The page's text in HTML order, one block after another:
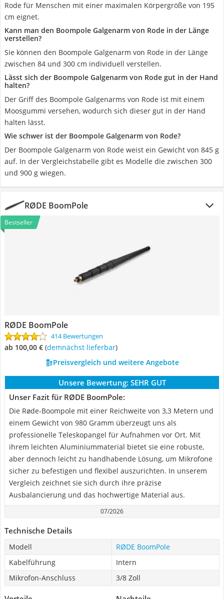
Rode für Menschen mit einer maximalen Körpergröße von 195
cm eignet.
Kann man den Boompole Galgenarm von Rode in der Länge
verstellen?
Sie können den Boompole Galgenarm von Rode in der Länge
zwischen 84 und 300 cm individuell verstellen.
Lässt sich der Boompole Galgenarm von Rode gut in der Hand
halten?
Der Griff des Boompole Galgenarms von Rode ist mit einem
Moosgummi versehen, wodurch sich dieser gut in der Hand
halten lässt.
Wie schwer ist der Boompole Galgenarm von Rode?
Der Boompole Galgenarm von Rode weist ein Gewicht von 845 g
auf. In der Vergleichstabelle gibt es Modelle die zwischen 300
und 900 g wiegen.
RØDE BoomPole
Bestseller
RØDE BoomPole
414 Bewertungen
ab 100,00 € ( Demnächst lieferbar)
Preisvergleich und weitere Angebote
Unsere Bewertung: SEHR GUT
Unser Fazit für RØDE BoomPole:
Die Røde-Boompole mit einer Reichweite von 3,3 Metern und
einem Gewicht von 980 Gramm überzeugt uns als
professionelle Teleskopangel für Aufnahmen vor Ort. Mit
ihrem leichten Aluminiummaterial bietet sie eine robuste,
aber dennoch leicht zu handhabende Lösung, um Mikrofone
sicher zu befestigen und flexibel auszurichten. In unserem
Vergleich zeichnet sie sich durch ihre präzise
Ausbalancierung und das hochwertige Material aus.
07/2026
Technische Details
Modell
RØDE BoomPole
Kabelführung
Intern
Mikrofon-Anschluss
3/8 Zoll